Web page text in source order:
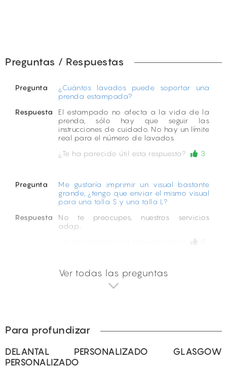
Preguntas / Respuestas
Pregunta
¿Cuántos lavados puede soportar una
prenda estampada?
Respuesta
El estampado no afecta a la vida de la
prenda, sólo hay que seguir las
instrucciones de cuidado. No hay un límite
real para el número de lavados.
¿Te ha parecido útil esta respuesta?
3
Pregunta
Me gustaría imprimir un visual bastante
grande, ¿tengo que enviar el mismo visual
para una talla S y una talla L?
Respuesta
No te preocupes, nuestros servicios
adap...
Ver todas las preguntas
Para profundizar
DELANTAL PERSONALIZADO GLASGOW
PERSONALIZADO